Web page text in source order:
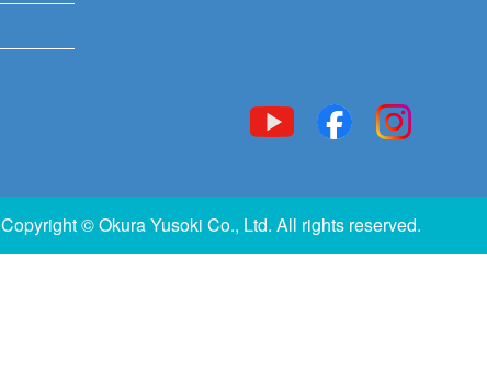
Copyright © Okura Yusoki Co., Ltd. All rights reserved.